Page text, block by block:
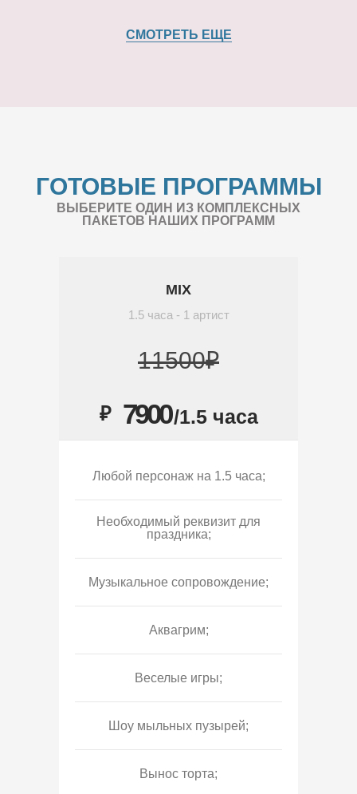
СМОТРЕТЬ ЕЩЕ
ГОТОВЫЕ ПРОГРАММЫ
ВЫБЕРИТЕ ОДИН ИЗ КОМПЛЕКСНЫХ
ПАКЕТОВ НАШИХ ПРОГРАММ
MIX
1.5 часа - 1 артист
11500₽
₽ 7900/1.5 часа
Любой персонаж на 1.5 часа;
Необходимый реквизит для
праздника;
Музыкальное сопровождение;
Аквагрим;
Веселые игры;
Шоу мыльных пузырей;
Вынос торта;